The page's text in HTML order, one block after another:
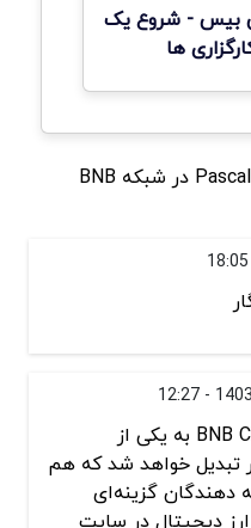
بیس - شروع یک
ها
16 دیدگاه در “ارتقاء هارد فورک Pascal در شبکه BNB
طبق این به‌ روز رسانی‌ها، BNB Chain به یکی از
تبدیل خواهد شد که هم
دهندگان گزینه‌ای
دیجیتال در سایت